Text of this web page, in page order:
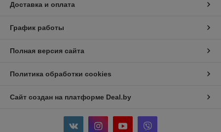
Доставка и оплата
График работы
Полная версия сайта
Политика обработки cookies
Сайт создан на платформе Deal.by